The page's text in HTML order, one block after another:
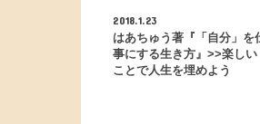
2018.1.23
はあちゅう著『「自分」を
事にする生き方』>>楽しい
ことで人生を埋めよう